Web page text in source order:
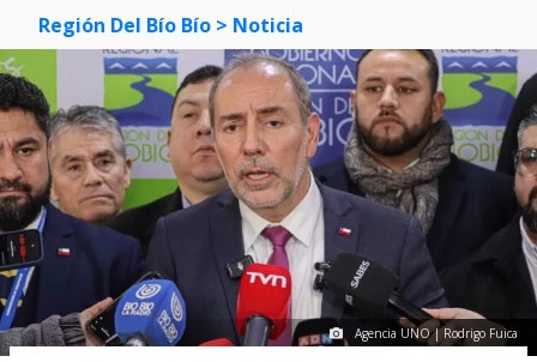
Región Del Bío Bío > Noticia
Agencia UNO | Rodrigo Fuica